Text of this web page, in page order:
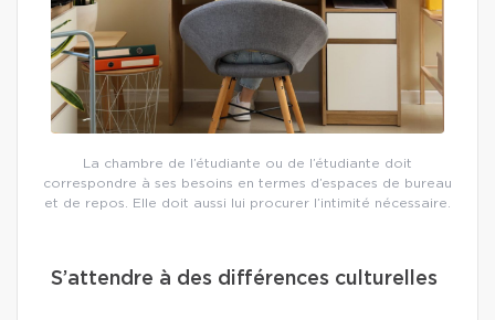
La chambre de l’étudiante ou de l’étudiante doit
correspondre à ses besoins en termes d’espaces de bureau
et de repos. Elle doit aussi lui procurer l’intimité nécessaire.
S’attendre à des différences culturelles